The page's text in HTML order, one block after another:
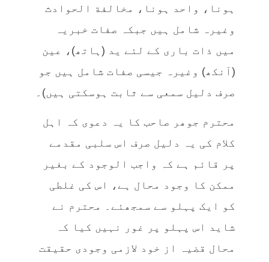
ہونا، واحد ہونا، مخالفة الحوادث
وغیرہ شامل ہیں جبکہ صفات خبریہ
میں ذات باری کے لئے ید (ہاتھ)، عین
(آنکھ) وغیرہ جیسی صفات شامل ہیں جو
صرف دلیل سمعی سے ثابت ہوسکتی ہیں)۔
محترم جوھر صاحب کا یہ دعوی کہ اہل
کلام کی یہ دلیل صرف اس سلبی مقدمے
پر قائم ہے کہ واجب الوجود کے بغیر
ممکن کا وجود محال ہے، اس کی غلطی
کو ایک پہلو سے سمجھئے۔ محترم نے
شاید اس پہلو پر غور نہیں کیا کہ
محال قضیہ از خود لازمی وجودی حقیقت